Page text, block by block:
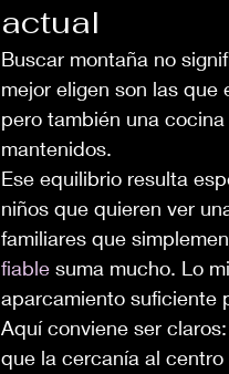
actual
Buscar montaña no
mejor eligen son las
pero también una
mantenidos.
Ese equilibrio resulta
niños que quieren ver
familiares que
fiable suma mucho. Lo
aparcamiento suficiente
Aquí conviene ser
que la cercanía al